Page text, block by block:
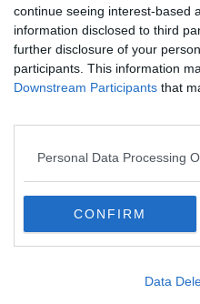
continue seeing interest-based
information disclosed to third
further disclosure of your
participants. This information
Downstream Participants that
Personal Data Processing
CONFIRM
Data
banda un bar
irregolari
un 26enne turco
CATEGORIE